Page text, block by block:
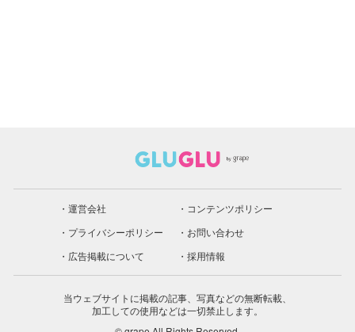
運営会社
コンテンツポリシー
プライバシーポリシー
お問い合わせ
広告掲載について
採用情報
当ウェブサイトに掲載の記事、写真などの無断転載、
加工しての使用などは一切禁止します。